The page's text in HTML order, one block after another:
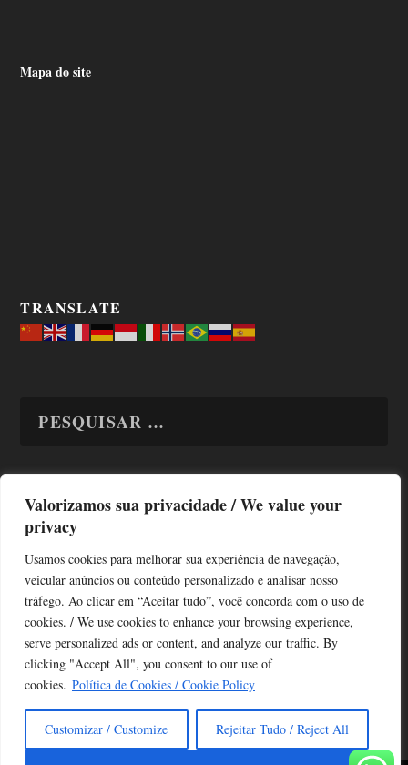
Valorizamos sua privacidade / We value your
privacy
Usamos cookies para melhorar sua experiência de navegação,
veicular anúncios ou conteúdo personalizado e analisar nosso
tráfego. Ao clicar em “Aceitar tudo”, você concorda com o uso de
cookies. / We use cookies to enhance your browsing experience,
serve personalized ads or content, and analyze our traffic. By
clicking "Accept All", you consent to our use of
cookies. Política de Cookies / Cookie Policy
Customizar / Customize Rejeitar Tudo / Reject All
Mapa do site
TRANSLATE
TODAS OS ASSUNTOS
Copyright © Alô Tatuapé 2013 / 2026
Desenvolvido por ALOSP MKT DIGITAL